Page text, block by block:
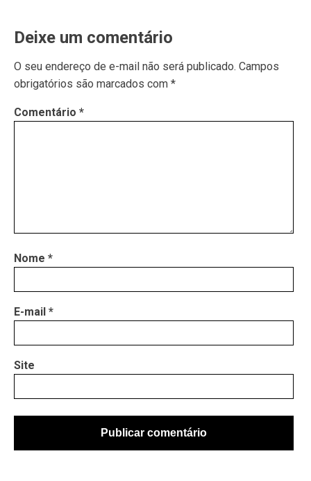
Deixe um comentário
O seu endereço de e-mail não será publicado. Campos
obrigatórios são marcados com *
Comentário *
Nome *
E-mail *
Site